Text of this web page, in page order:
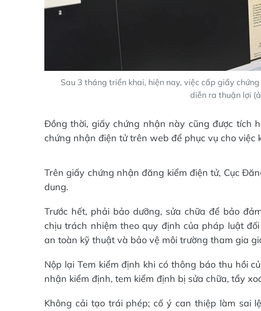
Sau 3 tháng triển khai, hiện nay, việc cấp giấy
diễn ra thuận lợi
Đồng thời, giấy chứng nhận này cũng được tích
chứng nhận điện tử trên web để phục vụ cho việc
Trên giấy chứng nhận đăng kiểm điện tử, Cục
dung.
Trước hết, phải bảo dưỡng, sửa chữa để bảo
chịu trách nhiệm theo quy định của pháp luật
an toàn kỹ thuật và bảo vệ môi trường tham gia
Nộp lại Tem kiểm định khi có thông báo thu hồi
nhận kiểm định, tem kiểm định bị sửa chữa, tẩy
Không cải tạo trái phép; cố ý can thiệp làm sai